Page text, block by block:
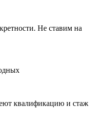
Не ставим на
квалификацию и стаж